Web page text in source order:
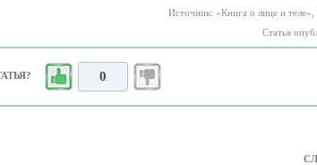
Источник: «Книга о лице и
Статья
0